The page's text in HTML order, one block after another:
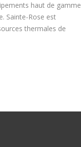
haut de gamme
Sainte-Rose est
thermales de